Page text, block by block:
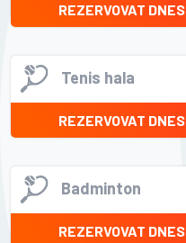
REZERVOVAT DNES
Tenis hala
REZERVOVAT DNES
Badminton
REZERVOVAT DNES